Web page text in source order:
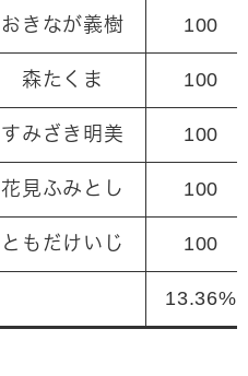
おきなが義樹 100
森たくま 100
すみざき明美 100
花見ふみとし 100
ともだけいじ 100
13.36%